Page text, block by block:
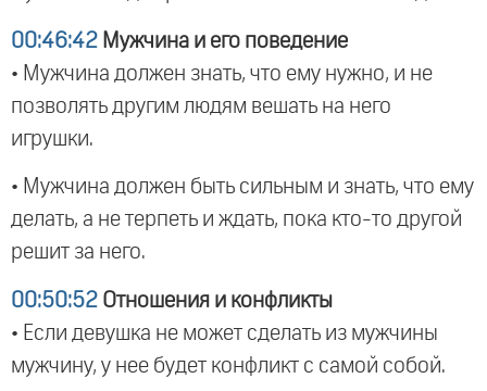
00:46:42 Мужчина и его поведение
• Мужчина должен знать, что ему нужно, и не
позволять другим людям вешать на него
игрушки.
• Мужчина должен быть сильным и знать, что ему
делать, а не терпеть и ждать, пока кто-то другой
решит за него.
00:50:52 Отношения и конфликты
• Если девушка не может сделать из мужчины
мужчину, у нее будет конфликт с самой собой.